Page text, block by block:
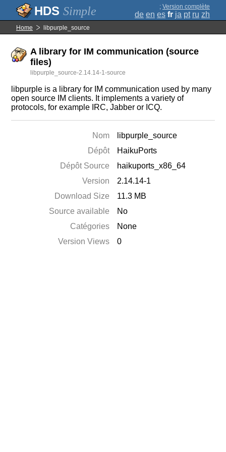
Simple ; Version complète
de en es fr ja pt ru zh
Home libpurple_source
A library for IM communication (source
files)
libpurple_source-2.14.14-1-source
libpurple is a library for IM communication used by many
open source IM clients. It implements a variety of
protocols, for example IRC, Jabber or ICQ.
Nom
libpurple_source
Dépôt
HaikuPorts
Dépôt Source
haikuports_x86_64
Version
2.14.14-1
Download Size
11.3 MB
Source available
No
Catégories
None
Version Views
0